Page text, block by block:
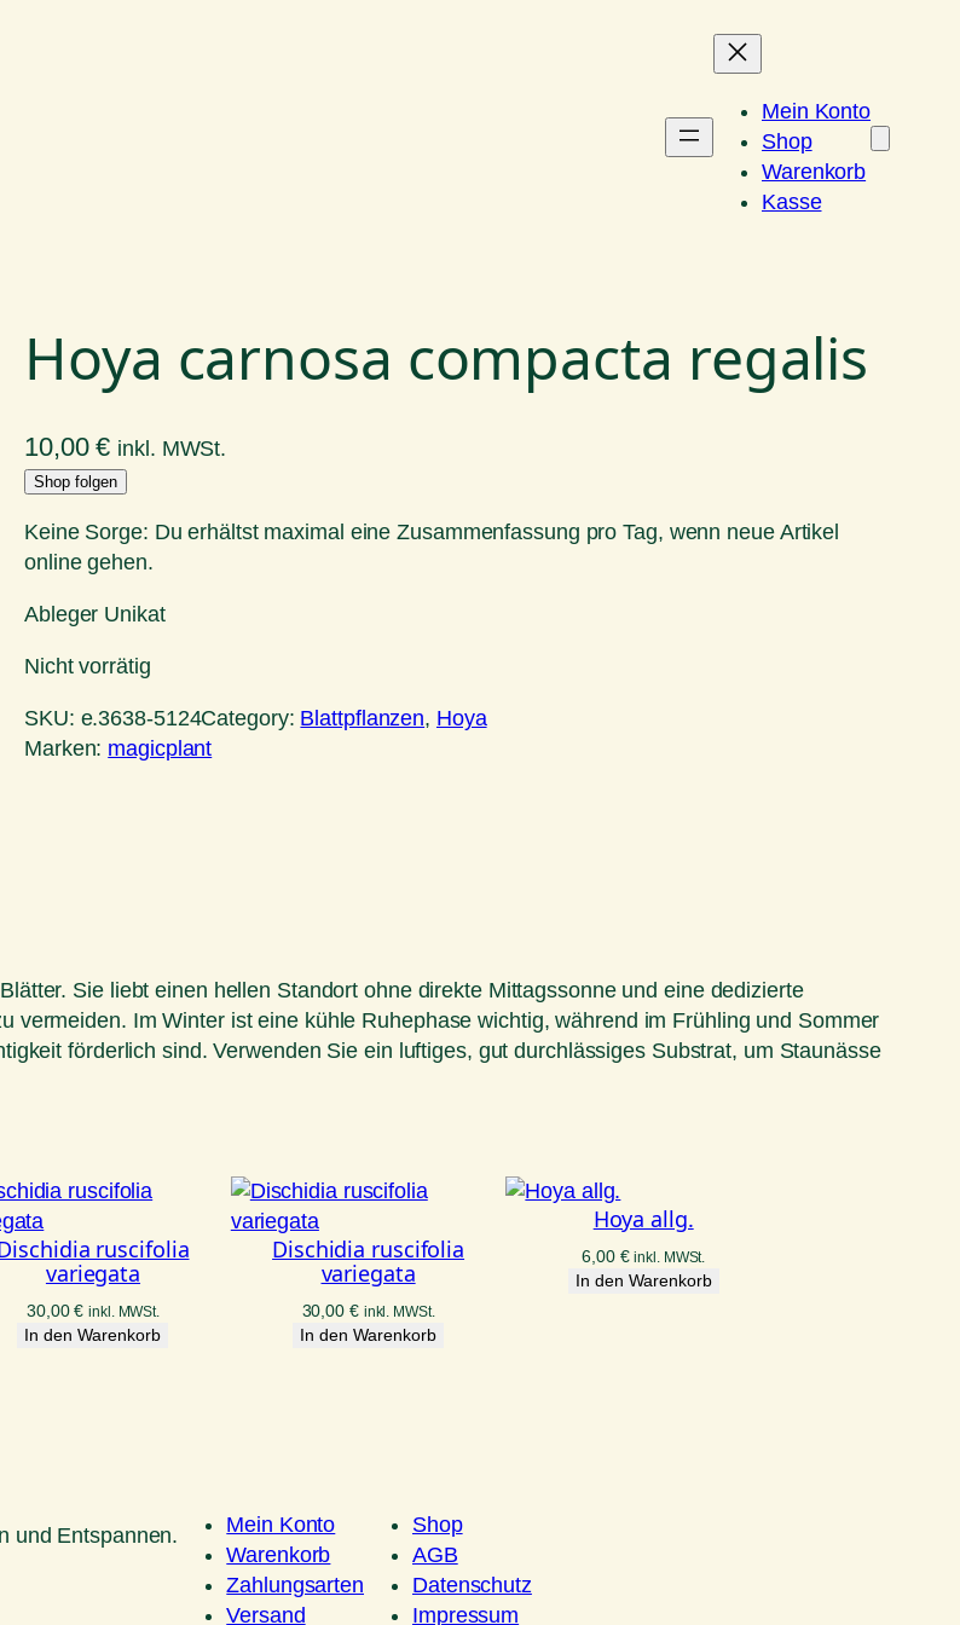
Mein Konto
Shop
Warenkorb
Kasse
Hoya carnosa compacta regalis
10,00€ inkl. MWSt.
Shop folgen
Keine Sorge: Du erhältst maximal eine Zusammenfassung pro Tag, wenn neue Artikel
online gehen.
Ableger Unikat
Nicht vorrätig
SKU: e.3638-5124Category: Blattpflanzen, Hoya
Marken: magicplant
Sie liebt einen hellen Standort ohne direkte Mittagssonne und eine dedizierte
vermeiden. Im Winter ist eine kühle Ruhephase wichtig, während im Frühling und Sommer
förderlich sind. Verwenden Sie ein luftiges, gut durchlässiges Substrat, um Staunässe
ruscifolia
variegata
30,00€ inkl. MWSt.
In den Warenkorb
Dischidia ruscifolia
variegata
30,00 € inkl. MWSt.
In den Warenkorb
Hoya allg.
6,00 € inkl. MWSt.
In den Warenkorb
und Entspannen.
Mein Konto
Warenkorb
Zahlungsarten
Versand
Shop
AGB
Datenschutz
Impressum